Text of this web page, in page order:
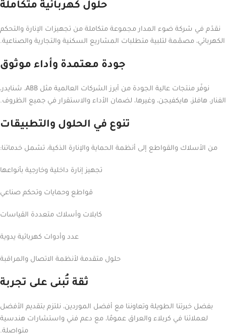
حلول كهربائية متكاملة
نقدّم في شركة ضوء المدار مجموعة متكاملة من تجهيزات الإنارة والتحكم
الكهربائي، مصمّمة لتلبية متطلبات المشاريع السكنية والتجارية والصناعية.
جودة معتمدة وأداء موثوق
نوفّر منتجات عالية الجودة من أبرز الشركات العالمية مثل ABB، شنايدر،
الفنار، هافلز، هايكفيجن، وغيرها، لضمان الأداء والاستقرار في جميع الظروف.
تنوع في الحلول والتطبيقات
من الأسلاك والقواطع إلى أنظمة الحماية والإنارة الذكية، تشمل خدماتنا:
تجهيز إنارة داخلية وخارجية بأنواعها
قواطع وحمايات وتحكم صناعي
كابلات وأسلاك متعددة القياسات
عدد وأدوات كهربائية يدوية
حلول متقدمة لأنظمة الاتصال والمراقبة
ثقة تُبنى على تجربة
بفضل خبرتنا الطويلة وتعاوننا مع أفضل الموردين، نلتزم بتقديم الأفضل
لعملائنا في كربلاء والعراق عمومًا، مع دعم فني واستشارات هندسية
متواصلة.